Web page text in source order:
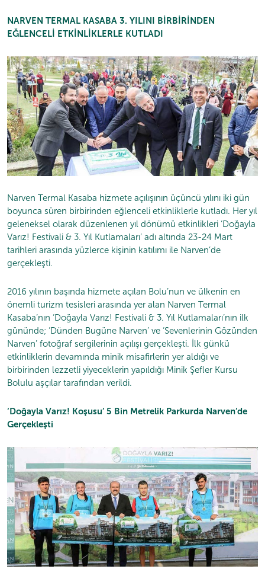
NARVEN TERMAL KASABA 3. YILINI BİRBİRİNDEN
EĞLENCELİ ETKİNLİKLERLE KUTLADI
Narven Termal Kasaba hizmete açılışının üçüncü yılını iki gün
boyunca süren birbirinden eğlenceli etkinliklerle kutladı. Her yıl
geleneksel olarak düzenlenen yıl dönümü etkinlikleri ‘Doğayla
Varız! Festivali & 3. Yıl Kutlamaları’ adı altında 23-24 Mart
tarihleri arasında yüzlerce kişinin katılımı ile Narven’de
gerçekleşti.
2016 yılının başında hizmete açılan Bolu’nun ve ülkenin en
önemli turizm tesisleri arasında yer alan Narven Termal
Kasaba’nın ‘Doğayla Varız! Festivali & 3. Yıl Kutlamaları’nın ilk
gününde; ‘Dünden Bugüne Narven’ ve ‘Sevenlerinin Gözünden
Narven’ fotoğraf sergilerinin açılışı gerçekleşti. İlk günkü
etkinliklerin devamında minik misafirlerin yer aldığı ve
birbirinden lezzetli yiyeceklerin yapıldığı Minik Şefler Kursu
Bolulu aşçılar tarafından verildi.
‘Doğayla Varız! Koşusu’ 5 Bin Metrelik Parkurda Narven’de
Gerçekleşti